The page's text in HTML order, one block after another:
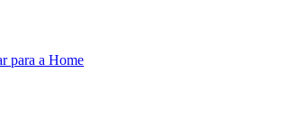
para a Home